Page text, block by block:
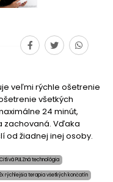
veľmi rýchle ošetrenie
všetkých
24 minút,
zachovaná. Vďaka
od žiadnej inej osoby.
Citlivá PULZná technológia
rýchlejšia terapia všetkých končatín